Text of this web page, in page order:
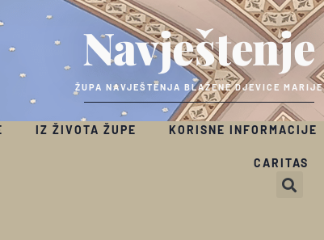
Navještenje
ŽUPA NAVJEŠTENJA BLAŽENE DJEVICE MARIJE
IZ ŽIVOTA ŽUPE KORISNE INFORMACIJE
CARITAS